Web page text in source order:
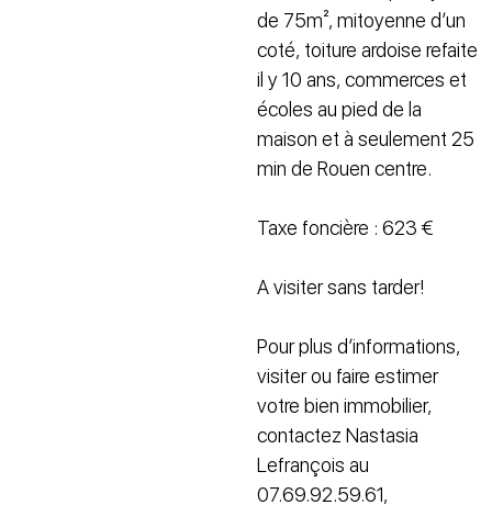
de 75m², mitoyenne d’un
coté, toiture ardoise refaite
il y 10 ans, commerces et
écoles au pied de la
maison et à seulement 25
min de Rouen centre.
Taxe foncière : 623 €
A visiter sans tarder!
Pour plus d’informations,
visiter ou faire estimer
votre bien immobilier,
contactez Nastasia
Lefrançois au
07.69.92.59.61,